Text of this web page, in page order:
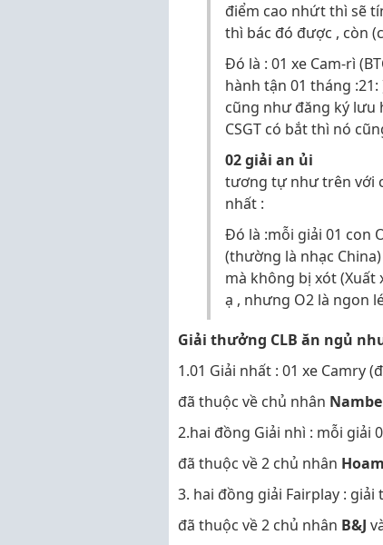
điểm cao nhứt thì sẽ
thì bác đó được , còn
Đó là : 01 xe Cam-rì
hành tận 01 tháng
cũng như đăng ký lưu
CSGT có bắt thì nó
02 giải an ủi
tương tự như trên với
nhất :
Đó là :mỗi giải 01 con
(thường là nhạc
mà không bị xót (Xuất
ạ , nhưng O2 là ngon
Giải thưởng CLB ăn ngủ
1.01 Giải nhất : 01 xe Camry
đã thuộc về chủ nhân
2.hai đồng Giải nhì : mỗi giải
đã thuộc về 2 chủ nhân
3. hai đồng giải Fairplay :
đã thuộc về 2 chủ nhân B&J